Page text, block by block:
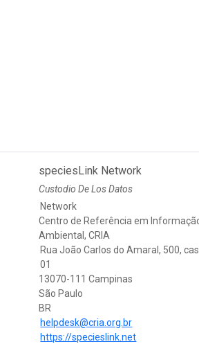
speciesLink Network
Custodio De Los Datos
Network
Centro de Referência em
Ambiental, CRIA
Rua João Carlos do Amaral, 500,
01
13070-111 Campinas
São Paulo
BR
helpdesk@cria.org.br
https://specieslink.net